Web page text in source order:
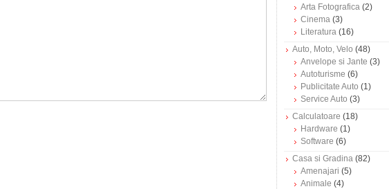
Arta Fotografica (2)
Cinema (3)
Literatura (16)
Auto, Moto, Velo (48)
Anvelope si Jante (3)
Autoturisme (6)
Publicitate Auto (1)
Service Auto (3)
Calculatoare (18)
Hardware (1)
Software (6)
Casa si Gradina (82)
Amenajari (5)
Animale (4)